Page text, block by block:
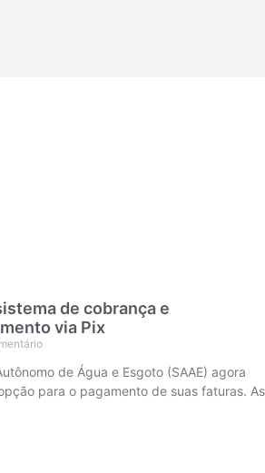
de cobrança e
via Pix
de Água e Esgoto (SAAE) agora
para o pagamento de suas faturas. As